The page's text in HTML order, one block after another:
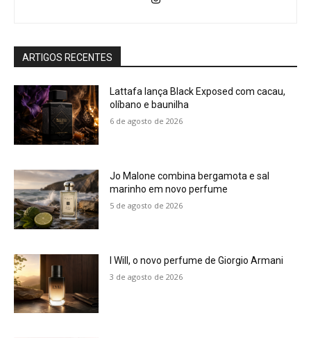
ARTIGOS RECENTES
Lattafa lança Black Exposed com cacau,
olíbano e baunilha
6 de agosto de 2026
Jo Malone combina bergamota e sal
marinho em novo perfume
5 de agosto de 2026
I Will, o novo perfume de Giorgio Armani
3 de agosto de 2026